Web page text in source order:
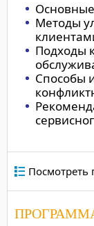
Методы
Подходы
Способы
Посмотреть